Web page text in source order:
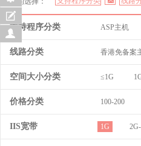
支持程序分类 ASP主机
线路分类 香港免备案
空间大小分类 ≤1G
价格分类 100-200
IIS宽带 1G